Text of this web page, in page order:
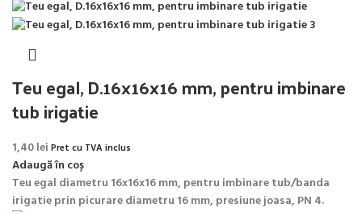
Teu egal, D.16x16x16 mm, pentru imbinare
tub irigatie
1,40lei Pret cu TVA inclus
Adaugă în coș
Teu egal diametru 16x16x16 mm, pentru imbinare tub/banda
irigatie prin picurare diametru 16 mm, presiune joasa, PN 4.